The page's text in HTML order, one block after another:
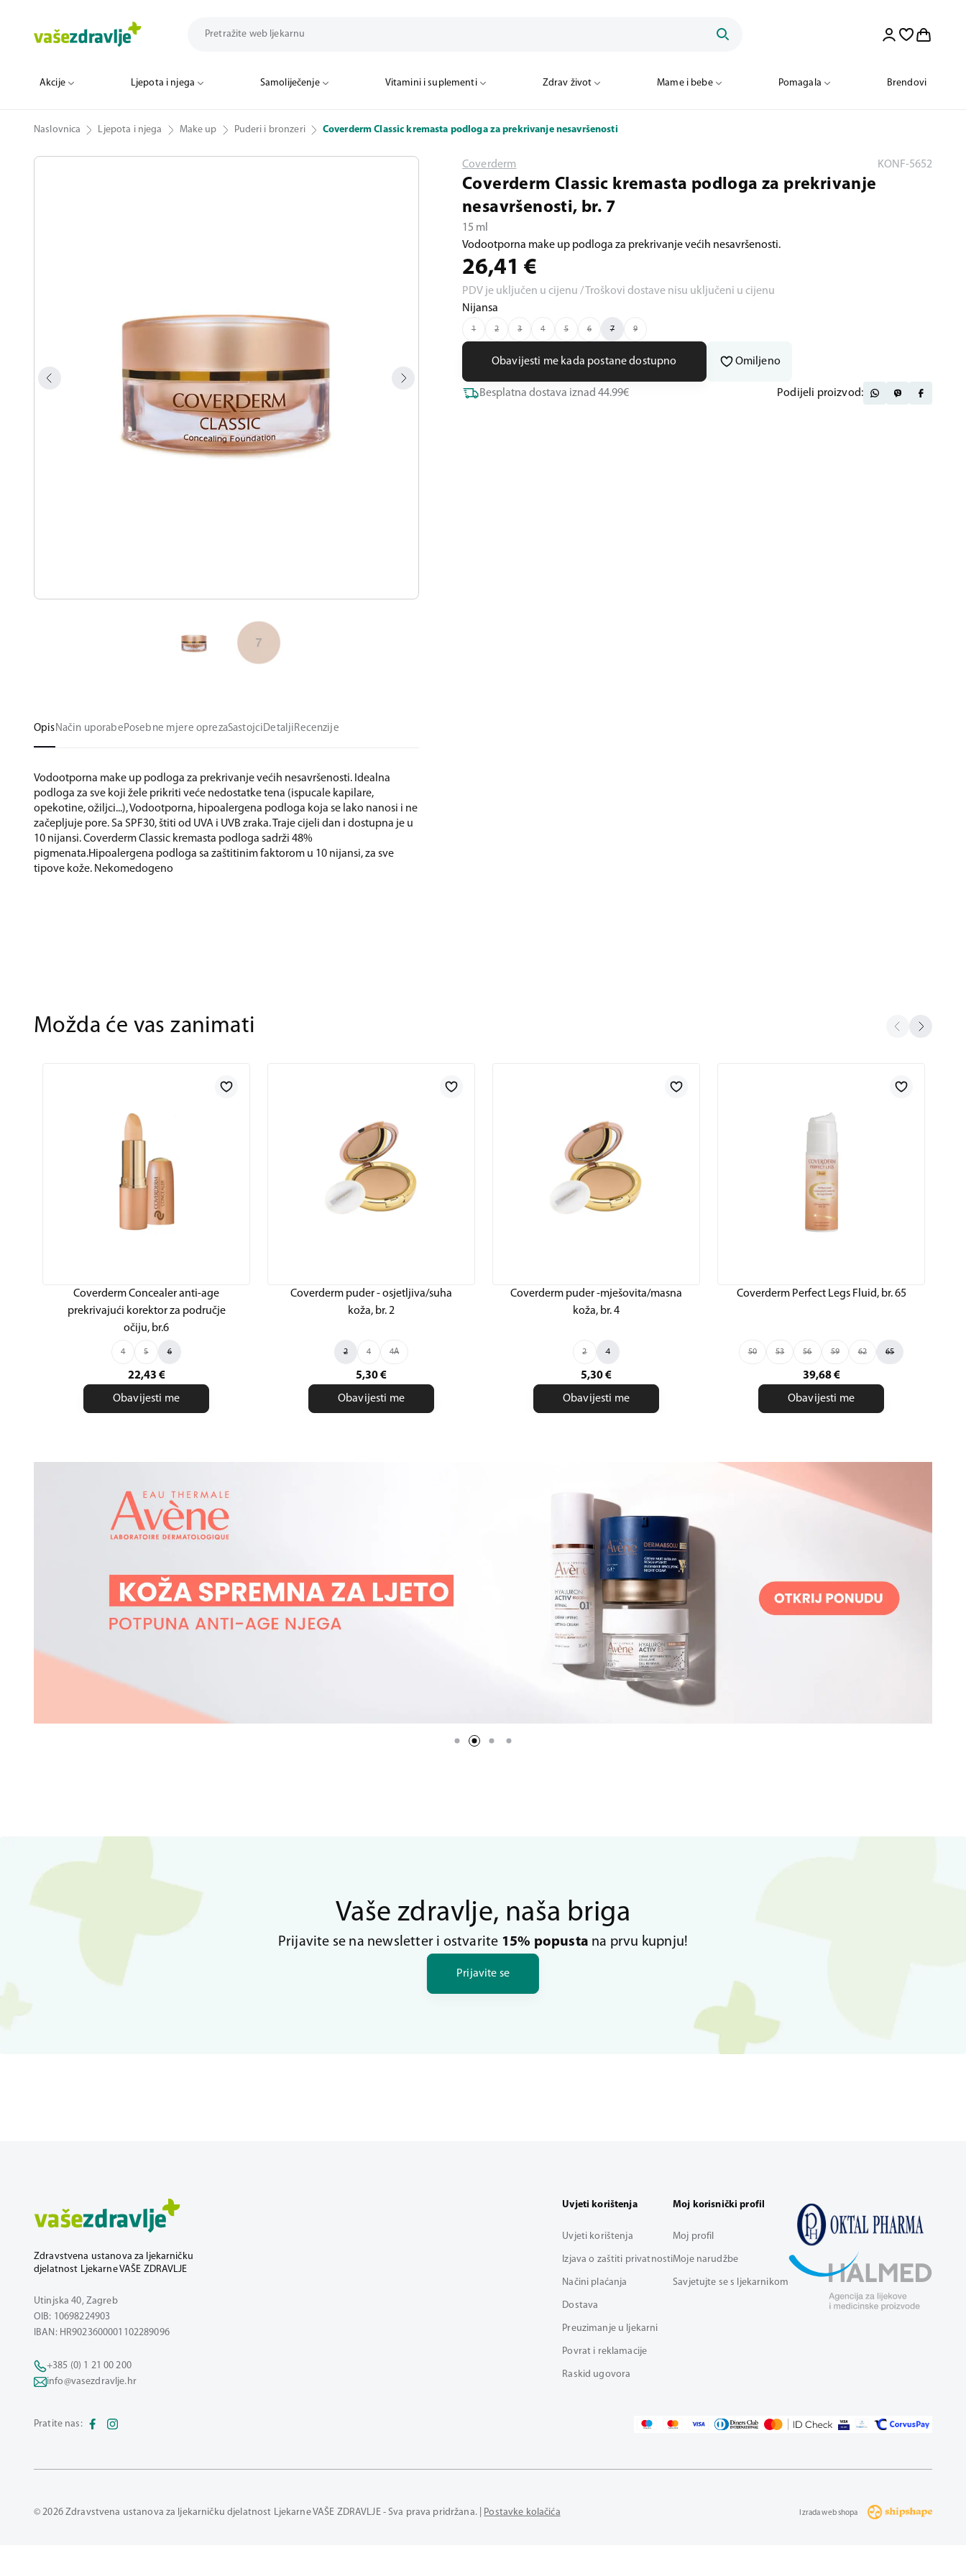
Akcije Ljepota i njega Samoliječenje Vitamini i suplementi Zdrav život Mame i bebe Pomagala Brendovi
Naslovnica Ljepota i njega Make up Puderi i bronzeri Coverderm Classic kremasta podloga za prekrivanje nesavršenosti
OpisNačin uporabePosebne mjere oprezaSastojciDetaljiRecenzije
Vodootporna make up podloga za prekrivanje većih nesavršenosti. Idealna
podloga za sve koji žele prikriti veće nedostatke tena (ispucale kapilare,
opekotine, ožiljci...), Vodootporna, hipoalergena podloga koja se lako nanosi i ne
začepljuje pore. Sa SPF30, štiti od UVA i UVB zraka. Traje cijeli dan i dostupna je u
10 nijansi. Coverderm Classic kremasta podloga sadrži 48%
pigmenata.Hipoalergena podloga sa zaštitinim faktorom u 10 nijansi, za sve
tipove kože. Nekomedogeno
Coverderm KONF-5652
Coverderm Classic kremasta podloga za prekrivanje
nesavršenosti, br. 7
15 ml
Vodootporna make up podloga za prekrivanje većih nesavršenosti.
26,41 €
PDV je uključen u cijenu / Troškovi dostave nisu uključeni u cijenu
Nijansa
1 2 3 4 5 6 7 9
Obavijesti me kada postane dostupno Omiljeno
Besplatna dostava iznad 44.99€ Podijeli proizvod:
Možda će vas zanimati
Coverderm Concealer anti-age
prekrivajući korektor za područje
očiju, br.6
4 5 6
22,43 €
Obavijesti me
Coverderm puder - osjetljiva/suha
koža, br. 2
2 4 4A
5,30€
Obavijesti me
Coverderm puder -mješovita/masna
koža, br. 4
2 4
5,30€
Obavijesti me
Coverderm Perfect Legs Fluid, br. 65
50 53 56 59 62 65
39,68 €
Obavijesti me
Vaše zdravlje, naša briga
Prijavite se na newsletter i ostvarite 15% popusta na prvu kupnju!
Prijavite se
Zdravstvena ustanova za ljekarničku
djelatnost Ljekarne VAŠE ZDRAVLJE
Utinjska 40, Zagreb
OIB: 10698224903
IBAN: HR9023600001102289096
+385 (0) 1 21 00 200
info@vasezdravlje.hr
Uvjeti korištenja
Uvjeti korištenja
Izjava o zaštiti privatnosti
Načini plaćanja
Dostava
Preuzimanje u ljekarni
Povrat i reklamacije
Raskid ugovora
Moj korisnički profil
Moj profil
Moje narudžbe
Savjetujte se s ljekarnikom
Pratite nas:
© 2026 Zdravstvena ustanova za ljekarničku djelatnost Ljekarne VAŠE ZDRAVLJE - Sva prava pridržana. | Postavke kolačića Izrada web shopa